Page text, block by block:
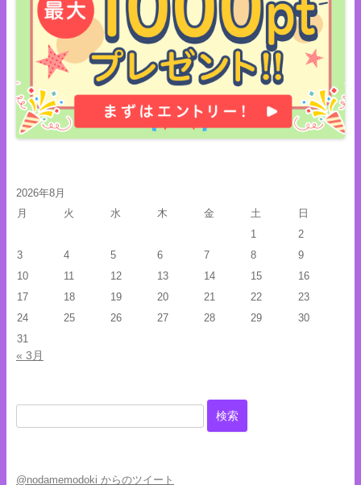
2026年8月
月
火 水 木 金 土
日
1
2
3
4 5 6 7 8
9
10
11 12 13 14 15
16
17
18 19 20 21 22
23
24
25 26 27 28 29
30
31
« 3月
検
索:
@nodamemodoki からのツイート